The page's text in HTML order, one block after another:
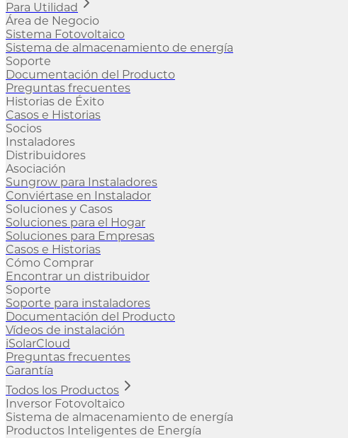
Para Utilidad
Área de Negocio
Sistema Fotovoltaico
Sistema de almacenamiento de energía
Soporte
Documentación del Producto
Preguntas frecuentes
Historias de Éxito
Casos e Historias
Socios
Instaladores
Distribuidores
Asociación
Sungrow para Instaladores
Conviértase en Instalador
Soluciones y Casos
Soluciones para el Hogar
Soluciones para Empresas
Casos e Historias
Cómo Comprar
Encontrar un distribuidor
Soporte
Soporte para instaladores
Documentación del Producto
Vídeos de instalación
iSolarCloud
Preguntas frecuentes
Garantía
Todos los Productos
Inversor Fotovoltaico
Sistema de almacenamiento de energía
Productos Inteligentes de Energía